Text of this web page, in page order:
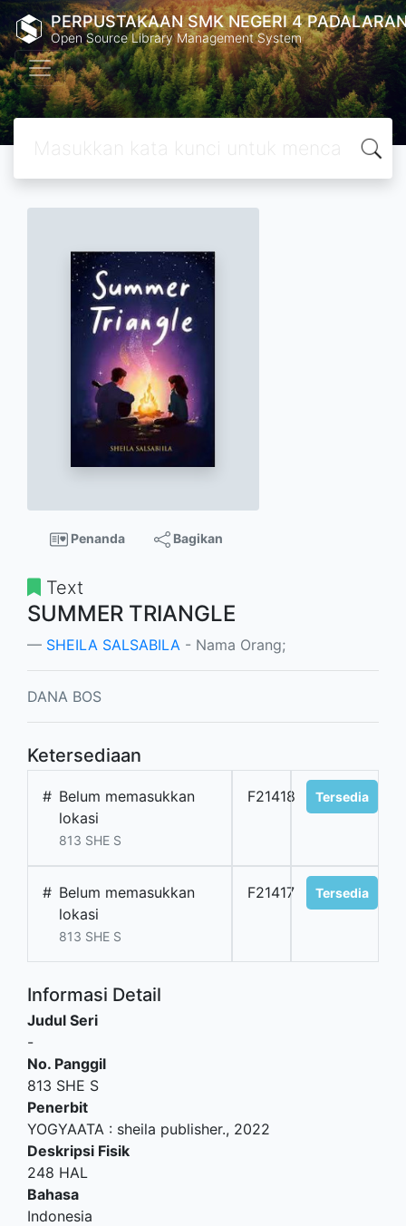
PERPUSTAKAAN SMK NEGERI 4
Open Source Library Management System
Penanda Bagikan
Text
SUMMER TRIANGLE
SHEILA SALSABILA - Nama Orang;
DANA BOS
Ketersediaan
# Belum memasukkan
lokasi
813 SHE S
F21418 Tersedia
# Belum memasukkan
lokasi
813 SHE S
F21417 Tersedia
Informasi Detail
Judul Seri
-
No. Panggil
813 SHE S
Penerbit
YOGYAATA : sheila publisher., 2022
Deskripsi Fisik
248 HAL
Bahasa
Indonesia